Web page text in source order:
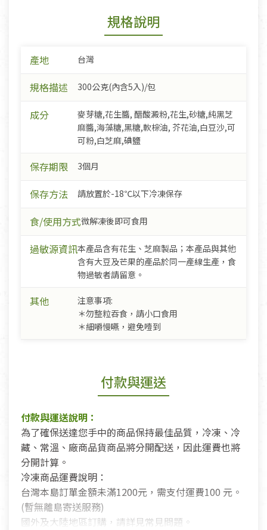
規格說明
產地 台灣
規格描述 300公克(內含5入)/包
成分
麥芽糖,花生醬, 醋酸澱粉,花生,砂糖,純黑芝
麻醬,海藻糖,黑糖,軟棕油, 芥花油,白豆沙,可
可粉,白芝麻,碘鹽
保存期限 3個月
保存方法 請放置於-18℃以下冷凍保存
食/使用方式微解凍後即可食用
過敏源資訊本產品含有花生、芝麻製品；本產品與其他
含有大豆及芒果的產品於同一產線生產，食
物過敏者請留意。
其他
注意事項:
＊勿整粒吞食，請小口食用
＊細嚼慢嚥，避免噎到
付款與運送
付款與運送說明：
為了確保送達您手中的商品保持最佳品質，冷凍、冷
藏、常溫、廠商品貨商品將分開配送，因此運費也將
分開計算。
冷凍商品運費說明：
台灣本島訂單金額未滿1200元，需支付運費100 元。
(暫無離島寄送服務)
國外及大陸地區訂購，請詳見常見問題。